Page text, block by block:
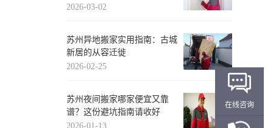
2026-03-02
苏州异地搬家实用指南：古城
新居的从容迁徙
2026-02-25
苏州夜间搬家哪家便宜又靠
谱？这份避坑指南请收好
2026-01-13
在线咨询